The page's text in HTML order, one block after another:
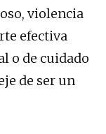
violencia
efectiva
o de cuidado
de ser un